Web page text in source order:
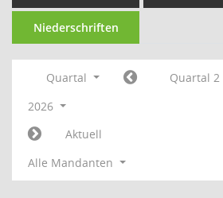
Niederschriften
Quartal
Quartal 2
2026
Aktuell
Alle Mandanten